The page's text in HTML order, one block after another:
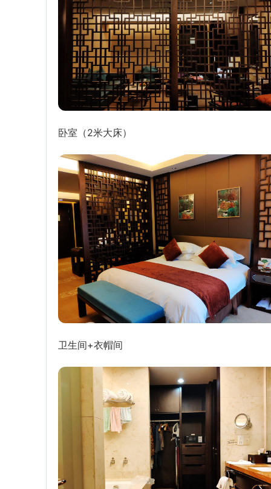
卧室（2米大床）
卫生间+衣帽间